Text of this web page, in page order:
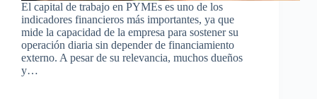
El capital de trabajo en PYMEs es uno de los
indicadores financieros más importantes, ya que
mide la capacidad de la empresa para sostener su
operación diaria sin depender de financiamiento
externo. A pesar de su relevancia, muchos dueños
y…